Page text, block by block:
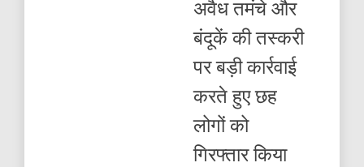
और
कारतूस
कर
को
भेजा
जेल
अवैध तमंचे और
बंदूकें की तस्करी
पर बड़ी कार्रवाई
करते हुए छह
लोगों को
गिरफ्तार किया